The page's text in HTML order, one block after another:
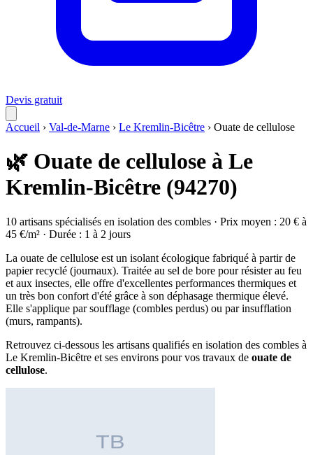
Devis gratuit
Accueil › Val-de-Marne › Le Kremlin-Bicêtre › Ouate de cellulose
🌿 Ouate de cellulose à Le
Kremlin-Bicêtre (94270)
10 artisans spécialisés en isolation des combles · Prix moyen : 20 € à
45 €/m² · Durée : 1 à 2 jours
La ouate de cellulose est un isolant écologique fabriqué à partir de
papier recyclé (journaux). Traitée au sel de bore pour résister au feu
et aux insectes, elle offre d'excellentes performances thermiques et
un très bon confort d'été grâce à son déphasage thermique élevé.
Elle s'applique par soufflage (combles perdus) ou par insufflation
(murs, rampants).
Retrouvez ci-dessous les artisans qualifiés en isolation des combles à
Le Kremlin-Bicêtre et ses environs pour vos travaux de ouate de
cellulose.